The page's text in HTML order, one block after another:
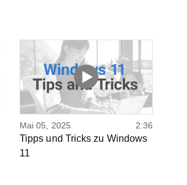
Mai 05, 2025 2:36
Tipps und Tricks zu Windows
11